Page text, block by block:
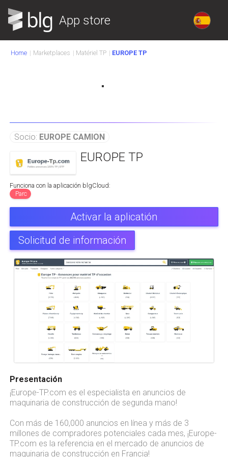
App store
Home Marketplaces Matériel TP EUROPE TP
Socio: EUROPE CAMION
EUROPE TP
Funciona con la aplicación blgCloud:
Parc
Activar la aplicatión
Solicitud de información
Presentación
¡Europe-TP.com es el especialista en anuncios de
maquinaria de construcción de segunda mano!
Con más de 160,000 anuncios en línea y más de 3
millones de compradores potenciales cada mes, ¡Europe-
TP.com es la referencia en el mercado de anuncios de
maquinaria de construcción en Francia!